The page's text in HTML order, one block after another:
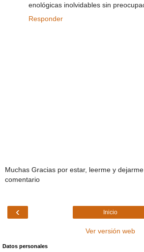
enológicas inolvidables sin
Responder
Muchas Gracias por estar, leerme y
comentario
‹ Inicio
Ver versión web
Datos personales